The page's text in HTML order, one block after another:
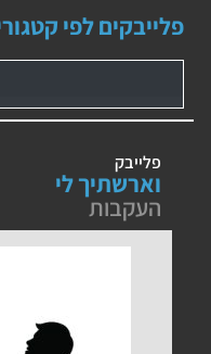
פלייבקים לפי
פלייבק
וארשתיך לי
העקבות